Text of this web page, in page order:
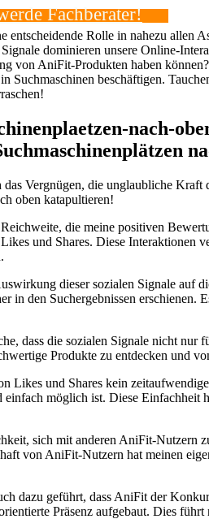
Fachberater!
Rolle in nahezu allen
dominieren unsere Online-
von AniFit-Produkten haben
beschäftigen.
nach-
Vergnügen, die unglaubliche
oben katapultieren!
die meine positiven
und Shares. Diese Interaktionen
dieser sozialen Signale auf
in den Suchergebnissen
dass die sozialen Signale nicht
Produkte zu entdecken und
Likes und Shares kein
möglich ist. Diese Einfachheit
sich mit anderen AniFit-
von AniFit-Nutzern hat meinen
dazu geführt, dass AniFit der
Präsenz aufgebaut. Dies